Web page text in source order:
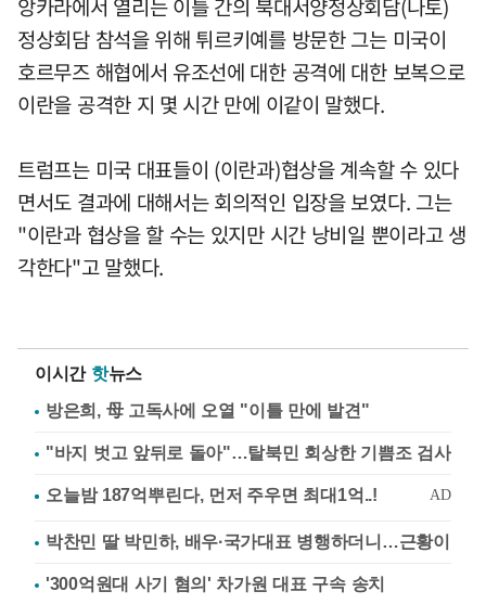
앙카라에서 열리는 이틀 간의 북대서양정상회담(나토)
정상회담 참석을 위해 튀르키예를 방문한 그는 미국이
호르무즈 해협에서 유조선에 대한 공격에 대한 보복으로
이란을 공격한 지 몇 시간 만에 이같이 말했다.
트럼프는 미국 대표들이 (이란과)협상을 계속할 수 있다
면서도 결과에 대해서는 회의적인 입장을 보였다. 그는
"이란과 협상을 할 수는 있지만 시간 낭비일 뿐이라고 생
각한다"고 말했다.
이시간 핫뉴스
방은희, 母 고독사에 오열 "이틀 만에 발견"
"바지 벗고 앞뒤로 돌아"…탈북민 회상한 기쁨조 검사
박찬민 딸 박민하, 배우·국가대표 병행하더니…근황이
'300억원대 사기 혐의' 차가원 대표 구속 송치